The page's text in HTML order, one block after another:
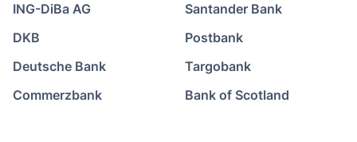
ING-DiBa AG
DKB
Deutsche Bank
Commerzbank
Santander Bank
Postbank
Targobank
Bank of Scotland